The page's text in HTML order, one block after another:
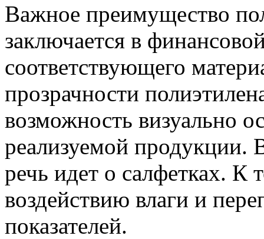
Важное преимущество
заключается в
соответствующего
прозрачности
возможность визуально
реализуемой продукции.
речь идет о салфетках. К
воздействию влаги и
показателей.